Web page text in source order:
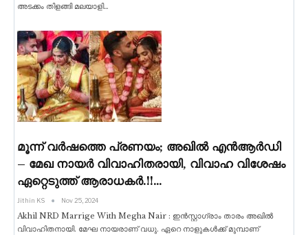
അടക്കം തിളങ്ങി മലയാളി…
മൂന്ന് വർഷത്തെ പ്രണയം; അഖിൽ എൻആർഡി
– മേഖ നായർ വിവാഹിതരായി, വിവാഹ വിശേഷം
ഏറ്റെടുത്ത് ആരാധകർ.!!…
Jithin KS Nov 25, 2024
Akhil NRD Marrige With Megha Nair : ഇൻസ്റ്റാഗ്രാം താരം അഖിൽ
വിവാഹിതനായി. മേഘ നായരാണ് വധു. ഏറെ നാളുകൾക്ക് മുമ്പാണ്